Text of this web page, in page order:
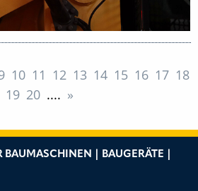
10 11 12 13 14 15 16 17 18
19 20 .... »
BAUMASCHINEN | BAUGERÄTE |